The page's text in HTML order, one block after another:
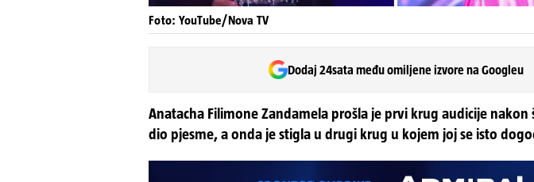
Foto: YouTube/Nova TV
Dodaj 24sata među omiljene izvore na Googleu
Anatacha Filimone Zandamela prošla je prvi krug audicije nakon
dio pjesme, a onda je stigla u drugi krug u kojem joj se isto